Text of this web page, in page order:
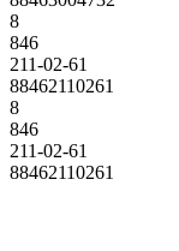
8
846
211-02-61
88462110261
8
846
211-02-61
88462110261